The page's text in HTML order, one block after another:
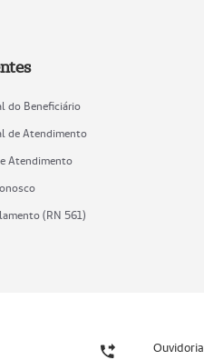
do Beneficiário
de Atendimento
Atendimento
(RN 561)
Ouvidoria